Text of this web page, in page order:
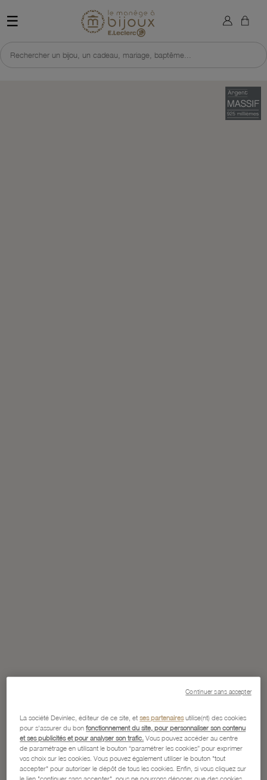
☰ Retour à l'accueil du site
Rechercher un bijou, un cadeau, mariage, baptême...
×
La société Devinlec, éditeur de ce site, etses partenairesutilise(nt) des cookies
pour s'assurer du bonfonctionnement du site, pour personnaliser son contenu
et ses publicités et pour analyser son trafic. Vous pouvez accéder au centre
de paramétrage en utilisant le bouton “paramétrer les cookies” pour exprimer
vos choix sur les cookies. Vous pouvez également utiliser le bouton "tout
accepter" pour autoriser le dépôt de tous les cookies. Enfin, si vous cliquez sur
Continuer sans accepter